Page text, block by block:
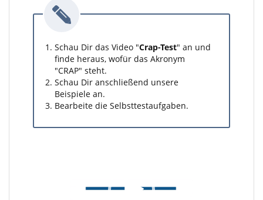
Schau Dir das Video "Crap-Test" an und
finde heraus, wofür das Akronym
"CRAP" steht.
Schau Dir anschließend unsere
Beispiele an.
Bearbeite die Selbsttestaufgaben.